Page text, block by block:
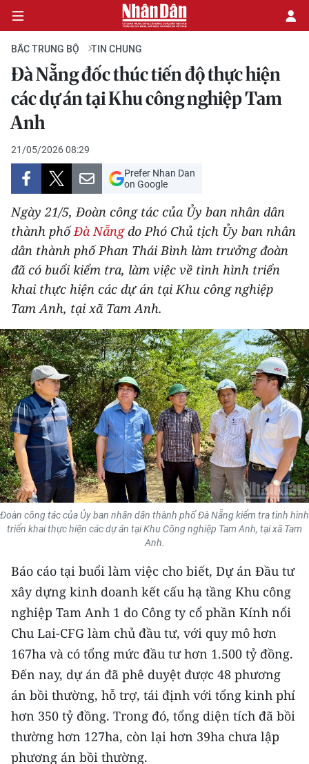
CHÍNH TRỊ
KINH TẾ
VĂN HÓA
XÃ HỘI
PHÁP LUẬT
DU LỊCH
THẾ GIỚI
THỂ THAO
GIÁO DỤC
Y TẾ
KHOA HỌC - CÔNG NGHỆ
MÔI TRƯỜNG
BẠN ĐỌC
KIỂM CHỨNG THÔNG TIN
54 DÂN TỘC VIỆT NAM
CHƯƠNG TRÌNH OCOP - MỖI XÃ
MỘT SẢN PHẨM
MEDIA CENTER
E-Magazine
BẮC TRUNG BỘ TIN CHUNG
Đà Nẵng đốc thúc tiến độ thực hiện
các dự án tại Khu công nghiệp Tam
Anh
21/05/2026 08:29
Prefer Nhan Dan
on Google
Ngày 21/5, Đoàn công tác của Ủy ban nhân dân
thành phốĐà Nẵngdo Phó Chủ tịch Ủy ban nhân
dân thành phố Phan Thái Bình làm trưởng đoàn
đã có buổi kiểm tra, làm việc về tình hình triển
khai thực hiện các dự án tại Khu công nghiệp
Tam Anh, tại xã Tam Anh.
Đoàn công tác của Ủy ban nhân dân thành phố Đà Nẵng kiểm tra tình hình
triển khai thực hiện các dự án tại Khu Công nghiệp Tam Anh, tại xã Tam
Anh.
Báo cáo tại buổi làm việc cho biết, Dự án Đầu tư
xây dựng kinh doanh kết cấu hạ tầng Khu công
nghiệp Tam Anh 1 do Công ty cổ phần Kính nổi
Chu Lai-CFG làm chủ đầu tư, với quy mô hơn
167ha và có tổng mức đầu tư hơn 1.500 tỷ đồng.
Đến nay, dự án đã phê duyệt được 48 phương
án bồi thường, hỗ trợ, tái định với tổng kinh phí
hơn 350 tỷ đồng. Trong đó, tổng diện tích đã bồi
thường hơn 127ha, còn lại hơn 39ha chưa lập
phương án bồi thường.